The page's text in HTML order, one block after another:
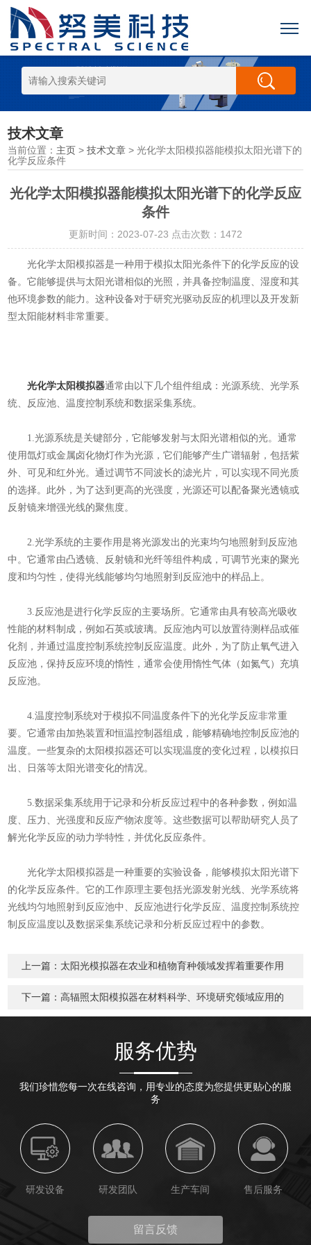
技术文章
当前位置： 主页 >技术文章 > 光化学太阳模拟器能模拟太阳光谱下的
化学反应条件
光化学太阳模拟器能模拟太阳光谱下的化学反应
条件
更新时间：2023-07-23 点击次数：1472
光化学太阳模拟器是一种用于模拟太阳光条件下的化学反应的设
备。它能够提供与太阳光谱相似的光照，并具备控制温度、湿度和其
他环境参数的能力。这种设备对于研究光驱动反应的机理以及开发新
型太阳能材料非常重要。
光化学太阳模拟器通常由以下几个组件组成：光源系统、光学系
统、反应池、温度控制系统和数据采集系统。
1.光源系统是关键部分，它能够发射与太阳光谱相似的光。通常
使用氙灯或金属卤化物灯作为光源，它们能够产生广谱辐射，包括紫
外、可见和红外光。通过调节不同波长的滤光片，可以实现不同光质
的选择。此外，为了达到更高的光强度，光源还可以配备聚光透镜或
反射镜来增强光线的聚焦度。
2.光学系统的主要作用是将光源发出的光束均匀地照射到反应池
中。它通常由凸透镜、反射镜和光纤等组件构成，可调节光束的聚光
度和均匀性，使得光线能够均匀地照射到反应池中的样品上。
3.反应池是进行化学反应的主要场所。它通常由具有较高光吸收
性能的材料制成，例如石英或玻璃。反应池内可以放置待测样品或催
化剂，并通过温度控制系统控制反应温度。此外，为了防止氧气进入
反应池，保持反应环境的惰性，通常会使用惰性气体（如氮气）充填
反应池。
4.温度控制系统对于模拟不同温度条件下的光化学反应非常重
要。它通常由加热装置和恒温控制器组成，能够精确地控制反应池的
温度。一些复杂的太阳模拟器还可以实现温度的变化过程，以模拟日
出、日落等太阳光谱变化的情况。
5.数据采集系统用于记录和分析反应过程中的各种参数，例如温
度、压力、光强度和反应产物浓度等。这些数据可以帮助研究人员了
解光化学反应的动力学特性，并优化反应条件。
光化学太阳模拟器是一种重要的实验设备，能够模拟太阳光谱下
的化学反应条件。它的工作原理主要包括光源发射光线、光学系统将
光线均匀地照射到反应池中、反应池进行化学反应、温度控制系统控
制反应温度以及数据采集系统记录和分析反应过程中的参数。
上一篇： 太阳光模拟器在农业和植物育种领域发挥着重要作用
下一篇：高辐照太阳模拟器在材料科学、环境研究领域应用的
服务优势
我们珍惜您每一次在线咨询，用专业的态度为您提供更贴心的服
务
研发设备 研发团队 生产车间 售后服务
留言反馈